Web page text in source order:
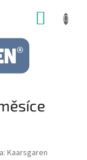
Kaarsgaren